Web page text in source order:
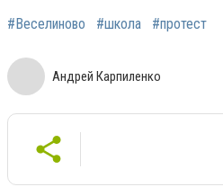
#Веселиново #школа #протест
Андрей Карпиленко